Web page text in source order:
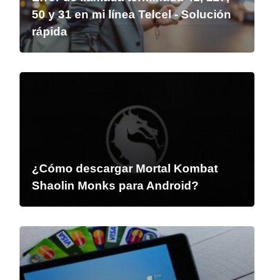
50 y 31 en mi línea Telcel - Solución
rápida
¿Cómo descargar Mortal Kombat
Shaolin Monks para Android?